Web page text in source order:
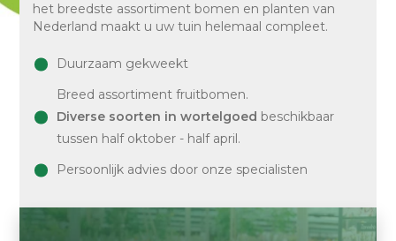
het breedste assortiment bomen en planten van
Nederland maakt u uw tuin helemaal compleet.
Duurzaam gekweekt
Breed assortiment fruitbomen.
Diverse soorten in wortelgoed beschikbaar
tussen half oktober - half april.
Persoonlijk advies door onze specialisten